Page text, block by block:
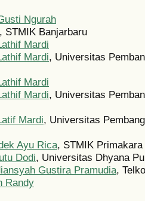
Ngurah
, STMIK Banjarbaru
Mardi
Mardi, Universitas
Mardi
Mardi, Universitas
Mardi, Universitas
Ayu Rica, STMIK Primakara
Dodi, Universitas Dhyana
Gustira Pramudia,
Randy